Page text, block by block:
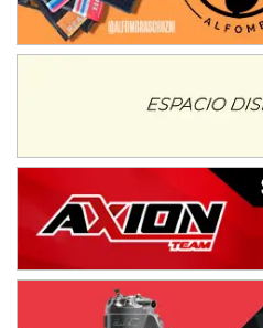
08/09-AGO
IAME SERIES ARGENTINA 6
Trenque Lauquen (Buenos Aires)
ENTRERRIANO - F6 (POSTERGADA)
Parque de la Velocidad (Asfalto)
VICTORIENSE - F7
El Cerro (Tierra)